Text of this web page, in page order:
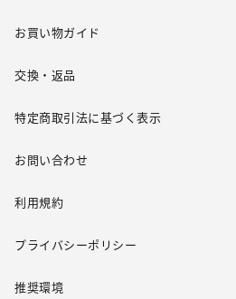
お買い物ガイド
交換・返品
特定商取引法に基づく表示
お問い合わせ
利用規約
プライバシーポリシー
推奨環境